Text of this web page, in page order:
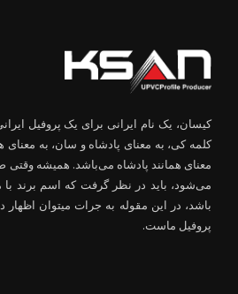
کیسان، یک نام ایرانی برای یک پروفیل
کلمه کی، به معنای پادشاه و سان، به
معنای همانند پادشاه می‌باشد. همیشه
می‌شود، باید در نظر گرفت که اسم برند با
باشد، در این مقوله به جرات میتوان
پروفیل ماست.